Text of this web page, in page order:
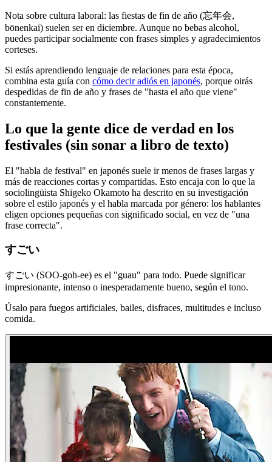
Nota sobre cultura laboral: las fiestas de fin de año (忘年会,
bōnenkai) suelen ser en diciembre. Aunque no bebas alcohol,
puedes participar socialmente con frases simples y agradecimientos
corteses.
Si estás aprendiendo lenguaje de relaciones para esta época,
combina esta guía con cómo decir adiós en japonés, porque oirás
despedidas de fin de año y frases de "hasta el año que viene"
constantemente.
Lo que la gente dice de verdad en los
festivales (sin sonar a libro de texto)
El "habla de festival" en japonés suele ir menos de frases largas y
más de reacciones cortas y compartidas. Esto encaja con lo que la
sociolingüista Shigeko Okamoto ha descrito en su investigación
sobre el estilo japonés y el habla marcada por género: los hablantes
eligen opciones pequeñas con significado social, en vez de "una
frase correcta".
すごい
すごい (SOO-goh-ee) es el "guau" para todo. Puede significar
impresionante, intenso o inesperadamente bueno, según el tono.
Úsalo para fuegos artificiales, bailes, disfraces, multitudes e incluso
comida.